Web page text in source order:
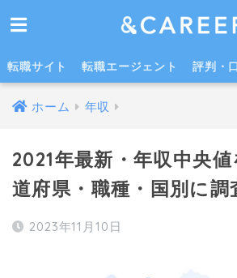
年収の中央値は？年代・都道府県・業
転職サイト 転職エージェント 評判・
ホーム 年収
2021年最新・年収中央
道府県・職種・国別に調
2023年11月10日